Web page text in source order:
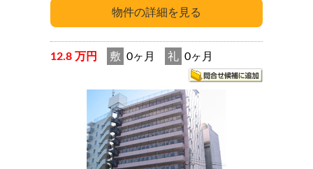
12.8 万円 敷 0ヶ月 礼 0ヶ月